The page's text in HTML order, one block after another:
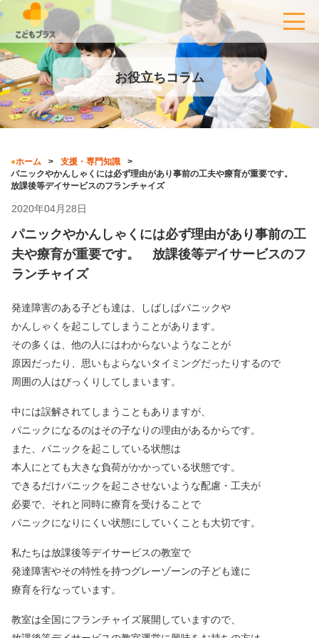
お役立ちコラム
ホーム
支援・専門知識
パニックやかんしゃくには必ず理由があり事前の工夫や療育が重要です。
放課後等デイサービスのフランチャイズ
2020年04月28日
パニックやかんしゃくには必ず理由があり事前の工
夫や療育が重要です。 放課後等デイサービスのフ
ランチャイズ
発達障害のある子ども達は、しばしばパニックや
かんしゃくを起こしてしまうことがあります。
その多くは、他の人にはわからないようなことが
原因だったり、思いもよらないタイミングだったりするので
周囲の人はびっくりしてしまいます。
中には誤解されてしまうこともありますが、
パニックになるのはその子なりの理由があるからです。
また、パニックを起こしている状態は
本人にとても大きな負荷がかかっている状態です。
できるだけパニックを起こさせないような配慮・工夫が
必要で、それと同時に療育を受けることで
パニックになりにくい状態にしていくことも大切です。
私たちは放課後等デイサービスの教室で
発達障害やその特性を持つグレーゾーンの子ども達に
療育を行なっています。
教室は全国にフランチャイズ展開していますので、